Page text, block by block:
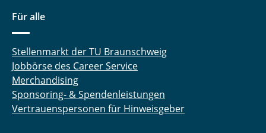
Für alle
Stellenmarkt der TU Braunschweig
Jobbörse des Career Service
Merchandising
Sponsoring- & Spendenleistungen
Vertrauenspersonen für Hinweisgeber